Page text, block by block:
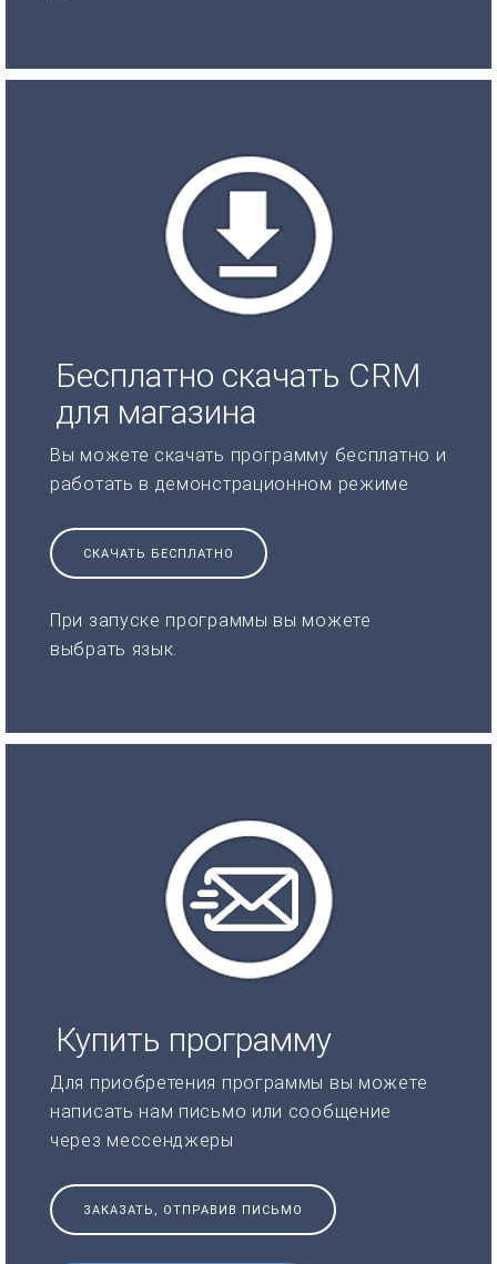
Бесплатно скачать CRM
для магазина
Вы можете скачать программу бесплатно и
работать в демонстрационном режиме
СКАЧАТЬ БЕСПЛАТНО
При запуске программы вы можете
выбрать язык.
Купить программу
Для приобретения программы вы можете
написать нам письмо или сообщение
через мессенджеры
ЗАКАЗАТЬ, ОТПРАВИВ ПИСЬМО